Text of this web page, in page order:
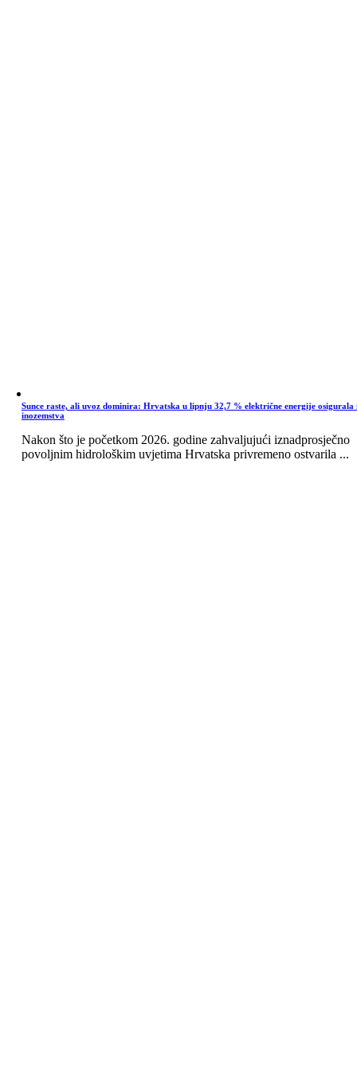
Sunce raste, ali uvoz dominira: Hrvatska u lipnju 32,7 % električne energije osigurala
inozemstva
Nakon što je početkom 2026. godine zahvaljujući iznadprosječno
povoljnim hidrološkim uvjetima Hrvatska privremeno ostvarila ...